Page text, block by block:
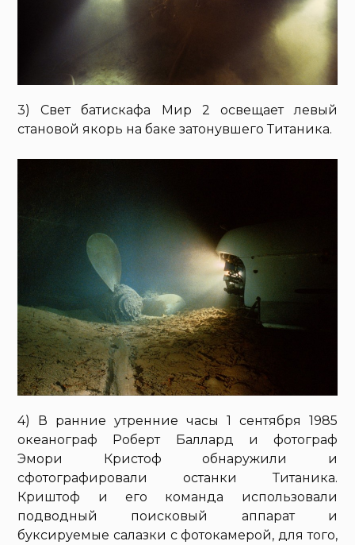
3) Свет батискафа Мир 2 освещает левый
становой якорь на баке затонувшего Титаника.
4) В ранние утренние часы 1 сентября 1985
океанограф Роберт Баллард и фотограф
Эмори Кристоф обнаружили и
сфотографировали останки Титаника.
Криштоф и его команда использовали
подводный поисковый аппарат и
буксируемые салазки с фотокамерой, для того,